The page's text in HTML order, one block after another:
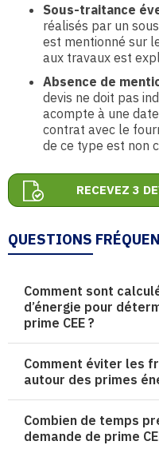
Sous-traitance
réalisés par un
est mentionné sur
aux travaux est
Absence de
devis ne doit pas
acompte à une
contrat avec le
de ce type est non
RECEVEZ 3
QUESTIONS
Comment sont
d’énergie pour
prime CEE ?
Comment éviter les
autour des primes
Combien de temps
demande de prime